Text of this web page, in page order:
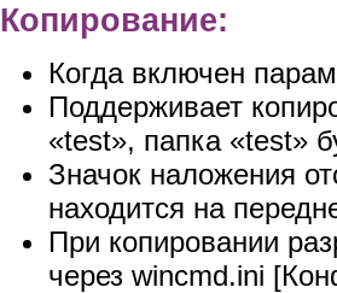
Копирование:
Когда включен
Поддерживает
«test», папка «test»
Значок наложения
находится на
При копировании
через wincmd.ini